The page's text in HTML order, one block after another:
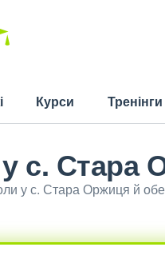
Курси Тренінги
с. Стара
у с. Стара Оржиця й